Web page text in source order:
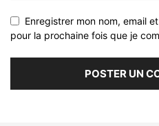
Enregistrer mon nom, email
pour la prochaine fois que je